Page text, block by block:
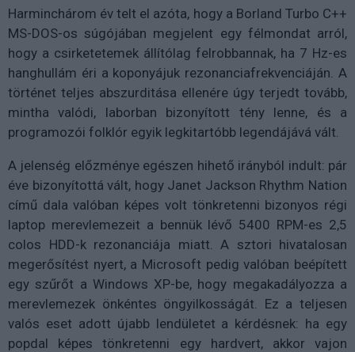
Harminchárom év telt el azóta, hogy a Borland Turbo C++
MS-DOS-os súgójában megjelent egy félmondat arról,
hogy a csirketetemek állítólag felrobbannak, ha 7 Hz-es
hanghullám éri a koponyájuk rezonanciafrekvenciáján. A
történet teljes abszurditása ellenére úgy terjedt tovább,
mintha valódi, laborban bizonyított tény lenne, és a
programozói folklór egyik legkitartóbb legendájává vált.
A jelenség előzménye egészen hihető irányból indult: pár
éve bizonyítottá vált, hogy Janet Jackson Rhythm Nation
című dala valóban képes volt tönkretenni bizonyos régi
laptop merevlemezeit a bennük lévő 5400 RPM-es 2,5
colos HDD-k rezonanciája miatt. A sztori hivatalosan
megerősítést nyert, a Microsoft pedig valóban beépített
egy szűrőt a Windows XP-be, hogy megakadályozza a
merevlemezek önkéntes öngyilkosságát. Ez a teljesen
valós eset adott újabb lendületet a kérdésnek: ha egy
popdal képes tönkretenni egy hardvert, akkor vajon